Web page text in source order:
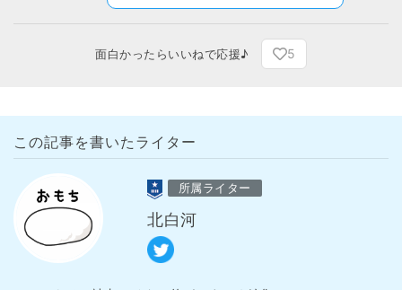
面白かったらいいねで応援♪ 5
この記事を書いたライター
所属ライター
北白河